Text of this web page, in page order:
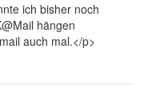
ich bisher noch
hängen
auch mal.</p>